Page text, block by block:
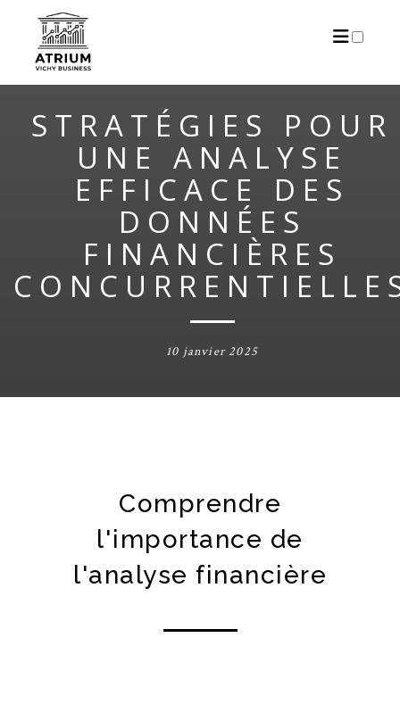
STRATÉGIES POUR
UNE ANALYSE
EFFICACE DES
DONNÉES
FINANCIÈRES
10 janvier 2025
Comprendre
l'importance de
l'analyse financière